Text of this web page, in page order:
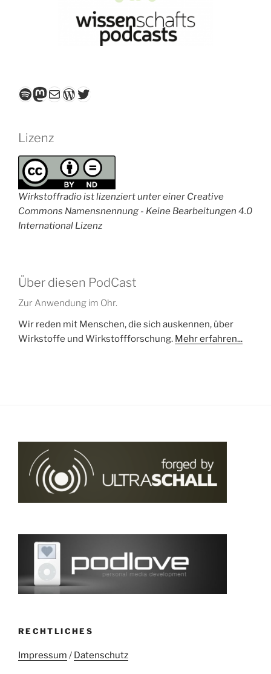
Spotify
Mastodon
E-MailWordPress
Twitter
Lizenz
Wirkstoffradio ist lizenziert unter einer Creative
Commons Namensnennung - Keine Bearbeitungen 4.0
International Lizenz
Über diesen PodCast
Zur Anwendung im Ohr.
Wir reden mit Menschen, die sich auskennen, über
Wirkstoffe und Wirkstoffforschung. Mehr erfahren...
RECHTLICHES
Impressum / Datenschutz